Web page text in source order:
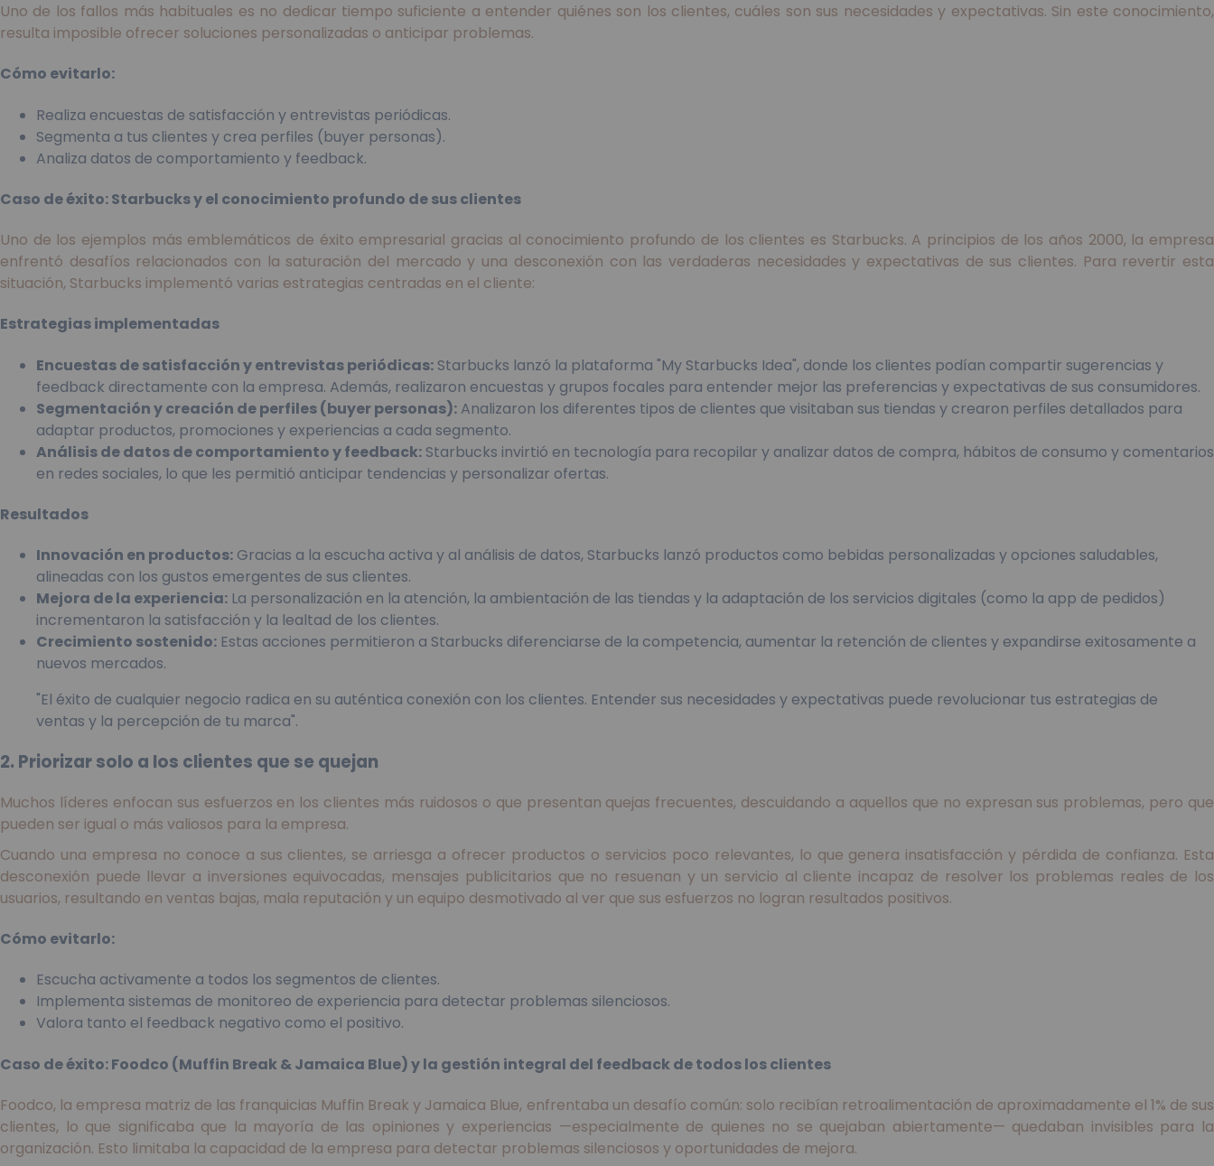
Uno de los fallos más habituales es no dedicar tiempo suficiente a entender quiénes son los clientes, cuáles son sus necesidades y expectativas. Sin este conocimiento,
resulta imposible ofrecer soluciones personalizadas o anticipar problemas.
Cómo evitarlo:
Realiza encuestas de satisfacción y entrevistas periódicas.
Segmenta a tus clientes y crea perfiles (buyer personas).
Analiza datos de comportamiento y feedback.
Caso de éxito: Starbucks y el conocimiento profundo de sus clientes
Uno de los ejemplos más emblemáticos de éxito empresarial gracias al conocimiento profundo de los clientes es Starbucks. A principios de los años 2000, la empresa
enfrentó desafíos relacionados con la saturación del mercado y una desconexión con las verdaderas necesidades y expectativas de sus clientes. Para revertir esta
situación, Starbucks implementó varias estrategias centradas en el cliente:
Estrategias implementadas
Encuestas de satisfacción y entrevistas periódicas: Starbucks lanzó la plataforma "My Starbucks Idea", donde los clientes podían compartir sugerencias y
feedback directamente con la empresa. Además, realizaron encuestas y grupos focales para entender mejor las preferencias y expectativas de sus consumidores.
Segmentación y creación de perfiles (buyer personas): Analizaron los diferentes tipos de clientes que visitaban sus tiendas y crearon perfiles detallados para
adaptar productos, promociones y experiencias a cada segmento.
Análisis de datos de comportamiento y feedback: Starbucks invirtió en tecnología para recopilar y analizar datos de compra, hábitos de consumo y comentarios
en redes sociales, lo que les permitió anticipar tendencias y personalizar ofertas.
Resultados
Innovación en productos: Gracias a la escucha activa y al análisis de datos, Starbucks lanzó productos como bebidas personalizadas y opciones saludables,
alineadas con los gustos emergentes de sus clientes.
Mejora de la experiencia: La personalización en la atención, la ambientación de las tiendas y la adaptación de los servicios digitales (como la app de pedidos)
incrementaron la satisfacción y la lealtad de los clientes.
Crecimiento sostenido: Estas acciones permitieron a Starbucks diferenciarse de la competencia, aumentar la retención de clientes y expandirse exitosamente a
nuevos mercados.
"El éxito de cualquier negocio radica en su auténtica conexión con los clientes. Entender sus necesidades y expectativas puede revolucionar tus estrategias de
ventas y la percepción de tu marca".
2. Priorizar solo a los clientes que se quejan
Muchos líderes enfocan sus esfuerzos en los clientes más ruidosos o que presentan quejas frecuentes, descuidando a aquellos que no expresan sus problemas, pero que
pueden ser igual o más valiosos para la empresa.
Cuando una empresa no conoce a sus clientes, se arriesga a ofrecer productos o servicios poco relevantes, lo que genera insatisfacción y pérdida de confianza. Esta
desconexión puede llevar a inversiones equivocadas, mensajes publicitarios que no resuenan y un servicio al cliente incapaz de resolver los problemas reales de los
usuarios, resultando en ventas bajas, mala reputación y un equipo desmotivado al ver que sus esfuerzos no logran resultados positivos.
Cómo evitarlo:
Escucha activamente a todos los segmentos de clientes.
Implementa sistemas de monitoreo de experiencia para detectar problemas silenciosos.
Valora tanto el feedback negativo como el positivo.
Caso de éxito: Foodco (Muffin Break & Jamaica Blue) y la gestión integral del feedback de todos los clientes
Foodco, la empresa matriz de las franquicias Muffin Break y Jamaica Blue, enfrentaba un desafío común: solo recibían retroalimentación de aproximadamente el 1% de sus
clientes, lo que significaba que la mayoría de las opiniones y experiencias —especialmente de quienes no se quejaban abiertamente— quedaban invisibles para la
organización. Esto limitaba la capacidad de la empresa para detectar problemas silenciosos y oportunidades de mejora.